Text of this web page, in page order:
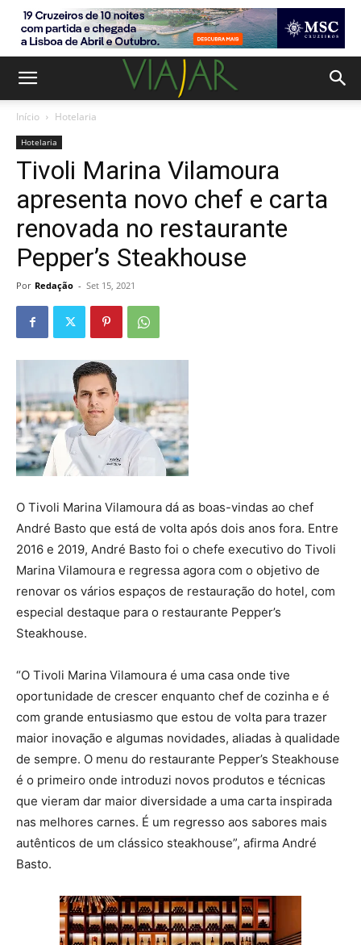
Início Hotelaria
Hotelaria
Tivoli Marina Vilamoura
apresenta novo chef e carta
renovada no restaurante
Pepper’s Steakhouse
Por Redação - Set 15, 2021
O Tivoli Marina Vilamoura dá as boas-vindas ao chef
André Basto que está de volta após dois anos fora. Entre
2016 e 2019, André Basto foi o chefe executivo do Tivoli
Marina Vilamoura e regressa agora com o objetivo de
renovar os vários espaços de restauração do hotel, com
especial destaque para o restaurante Pepper’s
Steakhouse.
“O Tivoli Marina Vilamoura é uma casa onde tive
oportunidade de crescer enquanto chef de cozinha e é
com grande entusiasmo que estou de volta para trazer
maior inovação e algumas novidades, aliadas à qualidade
de sempre. O menu do restaurante Pepper’s Steakhouse
é o primeiro onde introduzi novos produtos e técnicas
que vieram dar maior diversidade a uma carta inspirada
nas melhores carnes. É um regresso aos sabores mais
autênticos de um clássico steakhouse”, afirma André
Basto.